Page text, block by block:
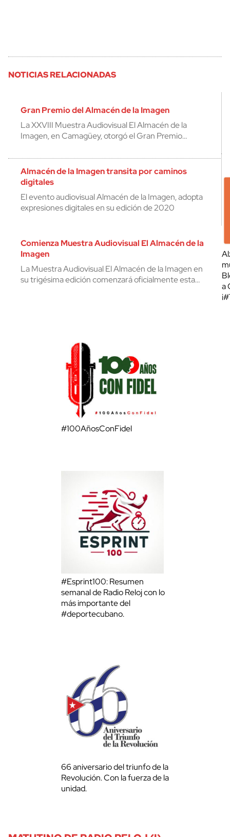
NOTICIAS RELACIONADAS
Gran Premio del Almacén de la Imagen
La XXVIII Muestra Audiovisual El Almacén de la
Imagen, en Camagüey, otorgó el Gran Premio…
Almacén de la Imagen transita por caminos
digitales
El evento audiovisual Almacén de la Imagen, adopta
expresiones digitales en su edición de 2020
Comienza Muestra Audiovisual El Almacén de la
Imagen
La Muestra Audiovisual El Almacén de la Imagen en
su trigésima edición comenzará oficialmente esta…
a
#100AñosConFidel
#Esprint100: Resumen
semanal de Radio Reloj con lo
más importante del
#deportecubano.
66 aniversario del triunfo de la
Revolución. Con la fuerza de la
unidad.